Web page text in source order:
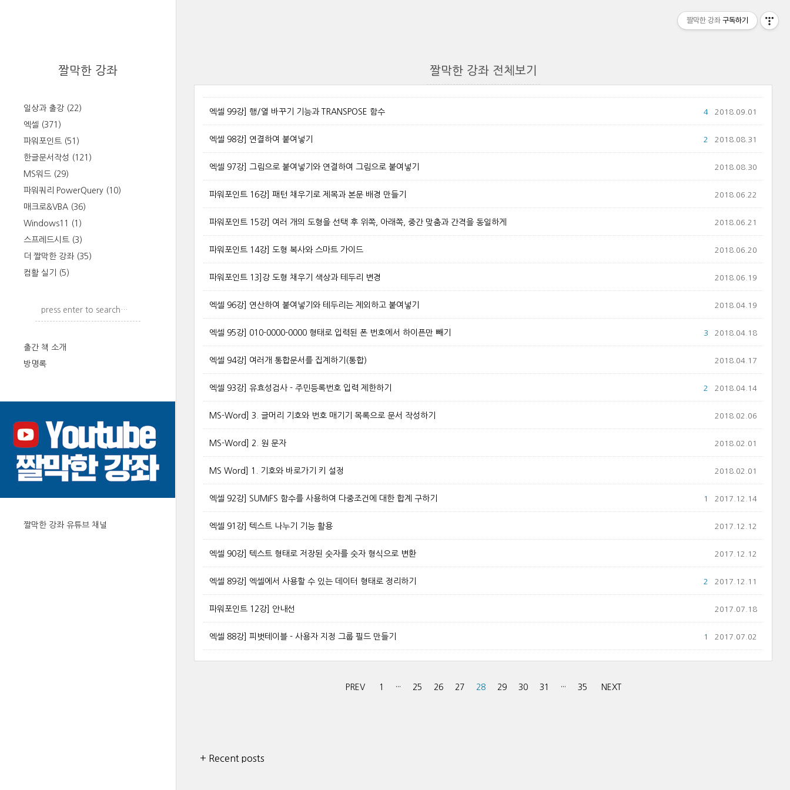
짤막한 강좌
일상과 출강 (22)
엑셀 (371)
파워포인트 (51)
한글문서작성 (121)
MS워드 (29)
파워쿼리 PowerQuery (10)
매크로&VBA (36)
Windows11
(1)
스프레드시트 (3)
더 짤막한 강좌 (35)
컴활 실기
(5)
출간 책 소개
방명록
짤막한 강좌 유튜브 채널
짤막한 강좌 전체보기
엑셀 99강] 행/열 바꾸기 기능과 TRANSPOSE 함수 2018.09.01
4
엑셀 98강] 연결하여 붙여넣기 2018.08.31
2
엑셀 97강] 그림으로 붙여넣기와 연결하여 그림으로 붙여넣기 2018.08.30
파워포인트 16강] 패턴 채우기로 제목과 본문 배경 만들기 2018.06.22
파워포인트 15강] 여러 개의 도형을 선택 후 위쪽, 아래쪽, 중간 맞춤과 간격을 동일하게 2018.06.21
파워포인트 14강] 도형 복사와 스마트 가이드 2018.06.20
파워포인트 13]강 도형 채우기 색상과 테두리 변경 2018.06.19
엑셀 96강] 연산하여 붙여넣기와 테두리는 제외하고 붙여넣기 2018.04.19
엑셀 95강] 010-0000-0000 형태로 입력된 폰 번호에서 하이픈만 빼기 2018.04.18
3
엑셀 94강] 여러개 통합문서를 집계하기(통합) 2018.04.17
엑셀 93강] 유효성검사 - 주민등록번호 입력 제한하기 2018.04.14
2
MS-Word] 3. 글머리 기호와 번호 매기기 목록으로 문서 작성하기 2018.02.06
MS-Word] 2. 원 문자 2018.02.01
MS Word] 1. 기호와 바로가기 키 설정 2018.02.01
엑셀 92강] SUMIFS 함수를 사용하여 다중조건에 대한 합계 구하기 2017.12.14
1
엑셀 91강] 텍스트 나누기 기능 활용 2017.12.12
엑셀 90강] 텍스트 형태로 저장된 숫자를 숫자 형식으로 변환 2017.12.12
엑셀 89강] 엑셀에서 사용할 수 있는 데이터 형태로 정리하기 2017.12.11
2
파워포인트 12강] 안내선 2017.07.18
엑셀 88강] 피벗테이블 - 사용자 지정 그룹 필드 만들기 2017.07.02
1
PREV 1 ··· 25 26 27 28 29 30 31 ··· 35 NEXT
+ Recent posts
짤막한 강좌 구독하기